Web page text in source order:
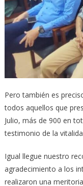
Pero también es
todos aquellos que
Julio, más de 900 en
testimonio de la
Igual llegue nuestro
agradecimiento a los
realizaron una